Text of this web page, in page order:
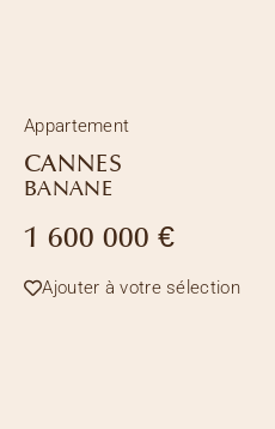
Appartement
CANNES
BANANE
1 600 000 €
Ajouter à votre sélection